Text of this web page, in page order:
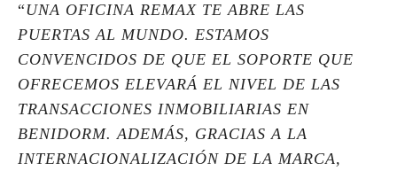
“UNA OFICINA REMAX TE ABRE LAS
PUERTAS AL MUNDO. ESTAMOS
CONVENCIDOS DE QUE EL SOPORTE QUE
OFRECEMOS ELEVARÁ EL NIVEL DE LAS
TRANSACCIONES INMOBILIARIAS EN
BENIDORM. ADEMÁS, GRACIAS A LA
INTERNACIONALIZACIÓN DE LA MARCA,